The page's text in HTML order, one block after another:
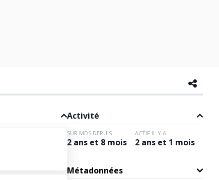
Activité
SUR MDS DEPUIS
2 ans et 8 mois
ACTIF IL Y A
2 ans et 1 mois
Métadonnées